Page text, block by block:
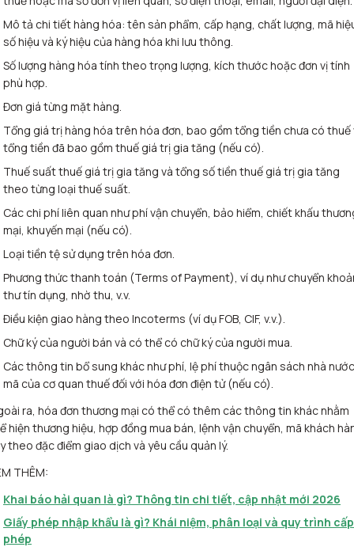
Mô tả chi tiết hàng hóa: tên sản phẩm, cấp hạng, chất lượng, mã
số hiệu và ký hiệu của hàng hóa khi lưu thông.
Số lượng hàng hóa tính theo trọng lượng, kích thước hoặc đơn vị tính
phù hợp.
Đơn giá từng mặt hàng.
Tổng giá trị hàng hóa trên hóa đơn, bao gồm tổng tiền chưa có thuế
tổng tiền đã bao gồm thuế giá trị gia tăng (nếu có).
Thuế suất thuế giá trị gia tăng và tổng số tiền thuế giá trị gia tăng
theo từng loại thuế suất.
Các chi phí liên quan như phí vận chuyển, bảo hiểm, chiết khấu
mại, khuyến mại (nếu có).
Loại tiền tệ sử dụng trên hóa đơn.
Phương thức thanh toán (Terms of Payment), ví dụ như chuyển
thư tín dụng, nhờ thu, v.v.
Điều kiện giao hàng theo Incoterms (ví dụ FOB, CIF, v.v.).
Chữ ký của người bán và có thể có chữ ký của người mua.
Các thông tin bổ sung khác như phí, lệ phí thuộc ngân sách nhà
mã của cơ quan thuế đối với hóa đơn điện tử (nếu có).
ra, hóa đơn thương mại có thể có thêm các thông tin khác nhằm
hiện thương hiệu, hợp đồng mua bán, lệnh vận chuyển, mã khách
theo đặc điểm giao dịch và yêu cầu quản lý.
THÊM:
Khai báo hải quan là gì? Thông tin chi tiết, cập nhật mới 2026
Giấy phép nhập khẩu là gì? Khái niệm, phân loại và quy trình cấp
phép